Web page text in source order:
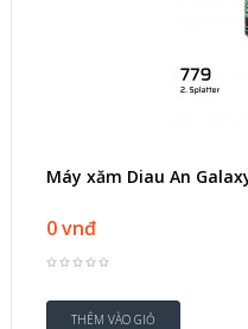
Máy xăm Diau An
0 vnđ